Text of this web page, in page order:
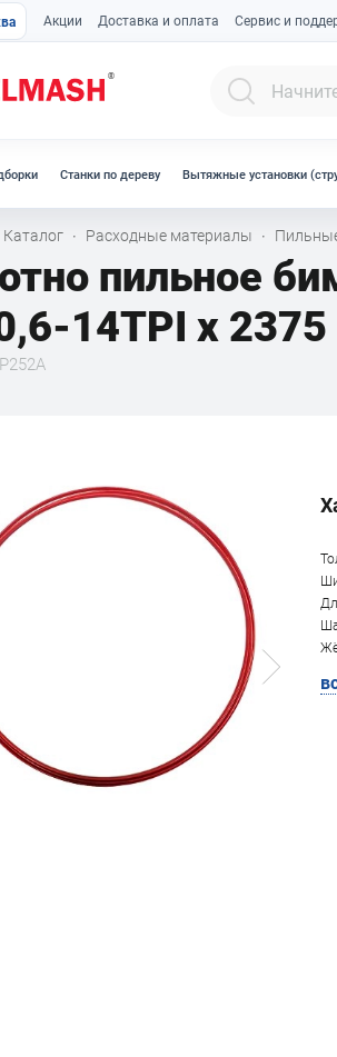
Акции Доставка и оплата Сервис и
Станки по дереву Вытяжные установки
Каталог · Расходные материалы ·
пильное
14TPI x 2375